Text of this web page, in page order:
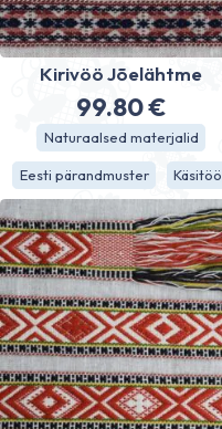
Kirivöö Jõelähtme
99.80€
Naturaalsed materjalid
Eesti pärandmuster Käsitöö